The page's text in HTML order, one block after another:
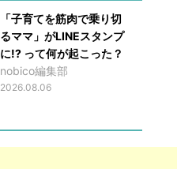
「子育てを筋肉で乗り切
るママ」がLINEスタンプ
に!? って何が起こった？
nobico編集部
2026.08.06